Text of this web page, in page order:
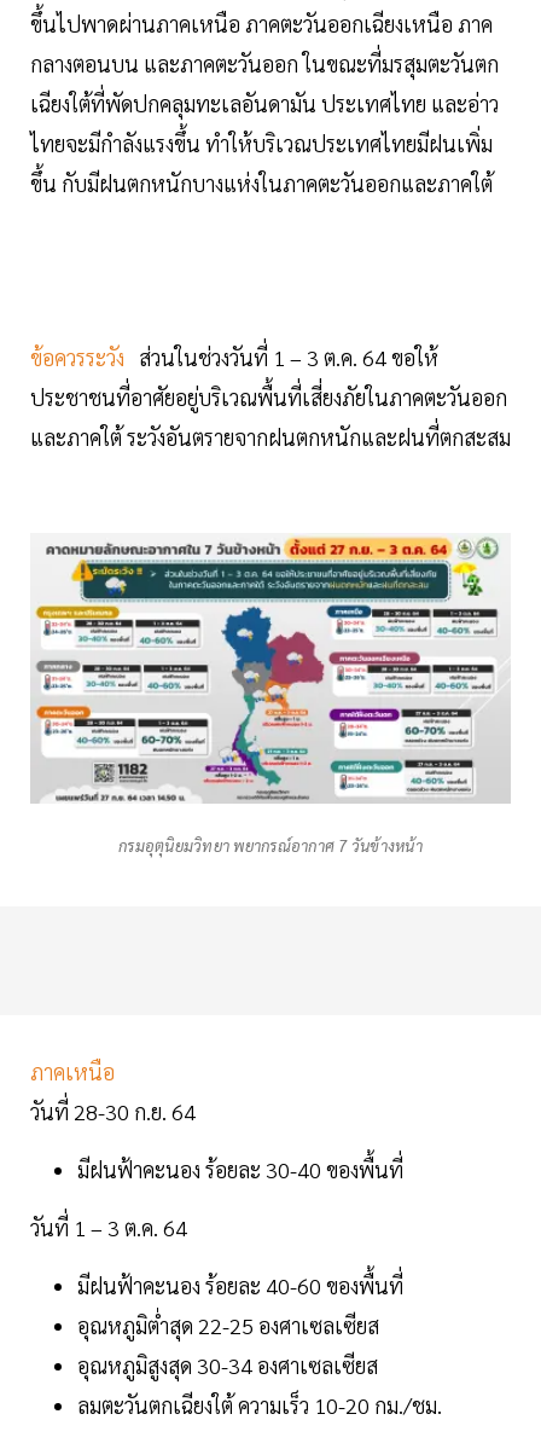
ขึ้นไปพาดผ่านภาคเหนือ ภาคตะวันออกเฉียงเหนือ ภาค
กลางตอนบน และภาคตะวันออก ในขณะที่มรสุมตะวันตก
เฉียงใต้ที่พัดปกคลุมทะเลอันดามัน ประเทศไทย และอ่าว
ไทยจะมีกำลังแรงขึ้น ทำให้บริเวณประเทศไทยมีฝนเพิ่ม
ขึ้น กับมีฝนตกหนักบางแห่งในภาคตะวันออกและภาคใต้
ข้อควรระวัง
ส่วนในช่วงวันที่ 1 – 3 ต.ค. 64 ขอให้
ประชาชนที่อาศัยอยู่บริเวณพื้นที่เสี่ยงภัยในภาคตะวันออก
และภาคใต้ ระวังอันตรายจากฝนตกหนักและฝนที่ตกสะสม
กรมอุตุนิยมวิทยา พยากรณ์อากาศ 7 วันข้างหน้า
ภาคเหนือ
วันที่ 28-30 ก.ย. 64
มีฝนฟ้าคะนอง ร้อยละ 30-40 ของพื้นที่
วันที่ 1 – 3 ต.ค. 64
มีฝนฟ้าคะนอง ร้อยละ 40-60 ของพื้นที่
อุณหภูมิต่ำสุด 22-25 องศาเซลเซียส
อุณหภูมิสูงสุด 30-34 องศาเซลเซียส
ลมตะวันตกเฉียงใต้ ความเร็ว 10-20 กม./ชม.